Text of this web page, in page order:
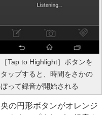
［Tap to Highlight］ボタンを
タップすると、時間をさかの
ぼって録音が開始される
の円形ボタンがオレンジ